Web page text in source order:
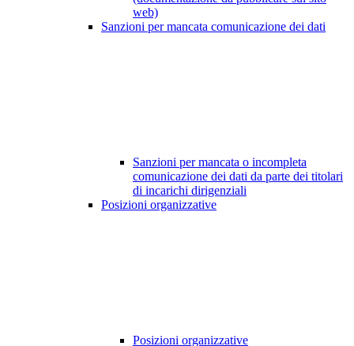
web)
Sanzioni per mancata comunicazione dei dati
Sanzioni per mancata o incompleta
comunicazione dei dati da parte dei titolari
di incarichi dirigenziali
Posizioni organizzative
Posizioni organizzative